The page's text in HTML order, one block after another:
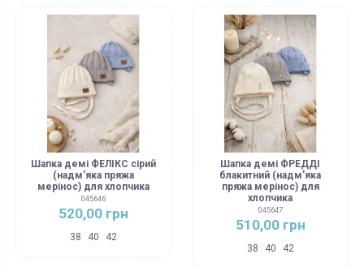
Шапка демі ФЕЛІКС сірий
(надм'яка пряжа
мерінос) для хлопчика
045646
520,00 грн
38 40 42
Шапка демі ФРЕДДІ
блакитний (надм'яка
пряжа мерінос) для
хлопчика
045647
510,00 грн
38 40 42